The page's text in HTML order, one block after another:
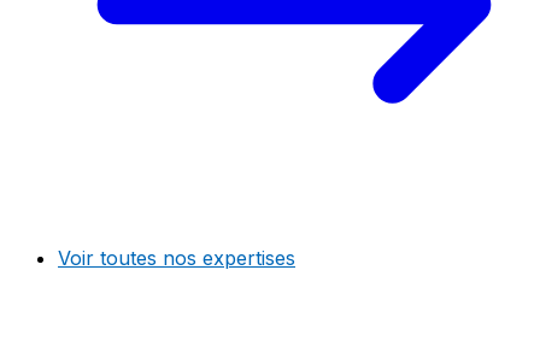
Voir toutes nos expertises